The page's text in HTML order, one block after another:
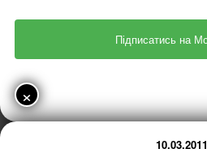
×
10.03.2011